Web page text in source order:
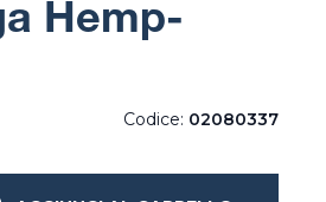
Hemp-
Codice: 02080337